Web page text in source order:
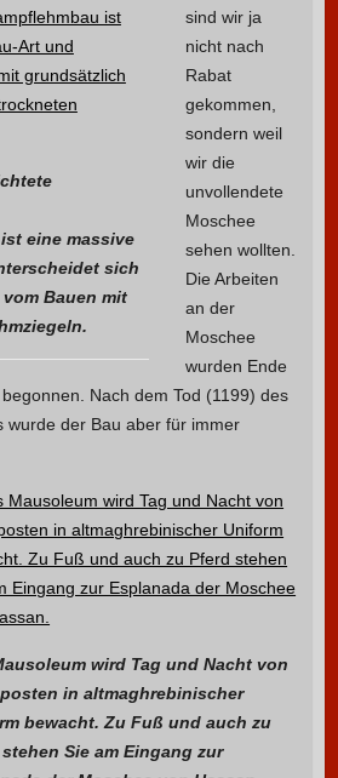
eine massive
sich
Bauen mit
sind wir ja
nicht nach
Rabat
gekommen,
sondern weil
wir die
unvollendete
Moschee
sehen wollten.
Die Arbeiten
an der
Moschee
wurden Ende
Nach dem Tod (1199) des
wurde der Bau aber für immer
wird Tag und Nacht von
in altmaghrebinischer
bewacht. Zu Fuß und auch zu
Sie am Eingang zur